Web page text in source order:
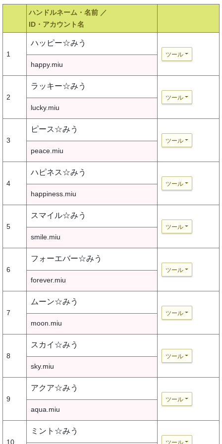
ハンドルネーム・名前 ／
ID・アカウント名
1
ハッピー☆みう
ツール
happy.miu
2
ラッキー☆みう
ツール
lucky.miu
3
ピース☆みう
ツール
peace.miu
4
ハピネス☆みう
ツール
happiness.miu
5
スマイル☆みう
ツール
smile.miu
6
フォーエバー☆みう
ツール
forever.miu
7
ムーン☆みう
ツール
moon.miu
8
スカイ☆みう
ツール
sky.miu
9
アクア☆みう
ツール
aqua.miu
10
ミント☆みう
ツール